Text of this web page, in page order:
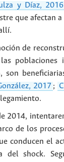
y Díaz, 2016
que afectan
de
poblaciones
son
2017 ;
2014,
de los
conducen el
del shock.